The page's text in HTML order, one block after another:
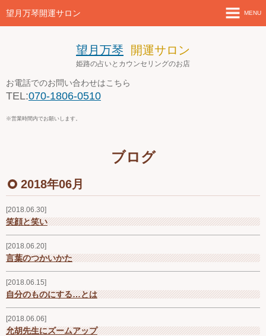
望月万琴開運サロン
望月万琴 開運サロン
姫路の占いとカウンセリングのお店
お電話でのお問い合わせはこちら
TEL:070-1806-0510
※営業時間内でお願いします。
MENU
店舗案内とアクセス
お問い合わせ
４月の営業案内
ブログ
2018年06月
2018.06.30
笑顔と笑い
2018.06.20
言葉のつかいかた
2018.06.15
自分のものにする…とは
2018.06.06
允胡先生にズームアップ